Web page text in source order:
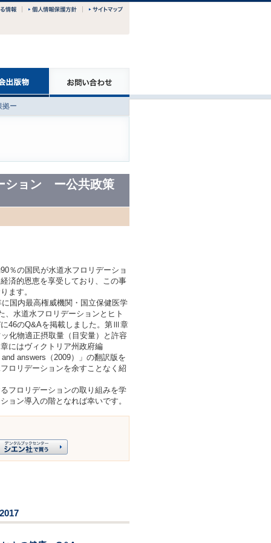
拠ー
ション ー公共政策
％の国民が水道水フロリデーショ
済的恩恵を享受しており、この事
ます。
国内最高権威機関・国立保健医学
、水道水フロリデーションとヒト
46のQ&Aを掲載しました。第Ⅲ章
化物適正摂取量（目安量）と許容
にはヴィクトリア州政府編
answers（2009）」の翻訳版を
ロリデーションを余すことなく紹
フロリデーションの取り組みを学
ョン導入の階となれば幸いです。